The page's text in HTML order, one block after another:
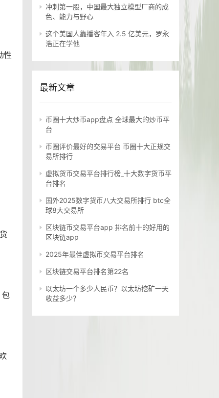
性
包
冲刺第一股，中国最大独立模型厂商的成
色、能力与野心
这个美国人靠播客年入 2.5 亿美元，罗永
浩正在学他
最新文章
币圈十大炒币app盘点 全球最大的炒币平
台
币圈评价最好的交易平台 币圈十大正规交
易所排行
虚拟货币交易平台排行榜_十大数字货币平
台排名
国外2025数字货币八大交易所排行 btc全
球8大交易所
区块链币交易平台app 排名前十的好用的
区块链app
2025年最佳虚拟币交易平台排名
区块链交易平台排名第22名
以太坊一个多少人民币？以太坊挖矿一天
收益多少？